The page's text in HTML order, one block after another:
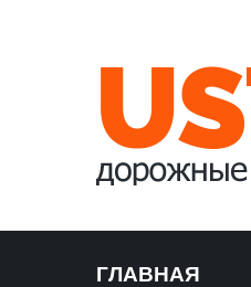
ГЛАВНАЯ